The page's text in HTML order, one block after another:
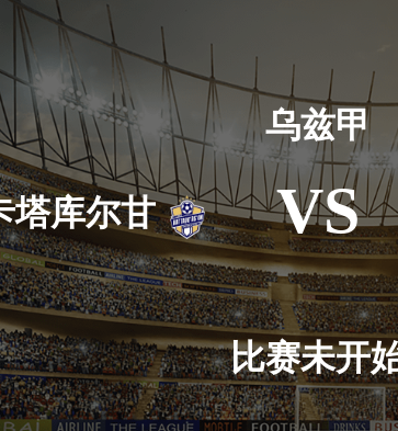
塔库尔甘
乌兹甲
VS
比赛未开